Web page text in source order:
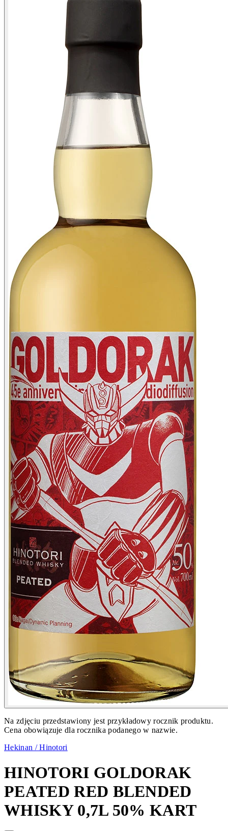
Na zdjęciu przedstawiony jest przykładowy rocznik produktu.
Cena obowiązuje dla rocznika podanego w nazwie.
Hekinan / Hinotori
HINOTORI GOLDORAK
PEATED RED BLENDED
WHISKY 0,7L 50% KART